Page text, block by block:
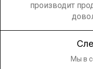
производит
Мы в